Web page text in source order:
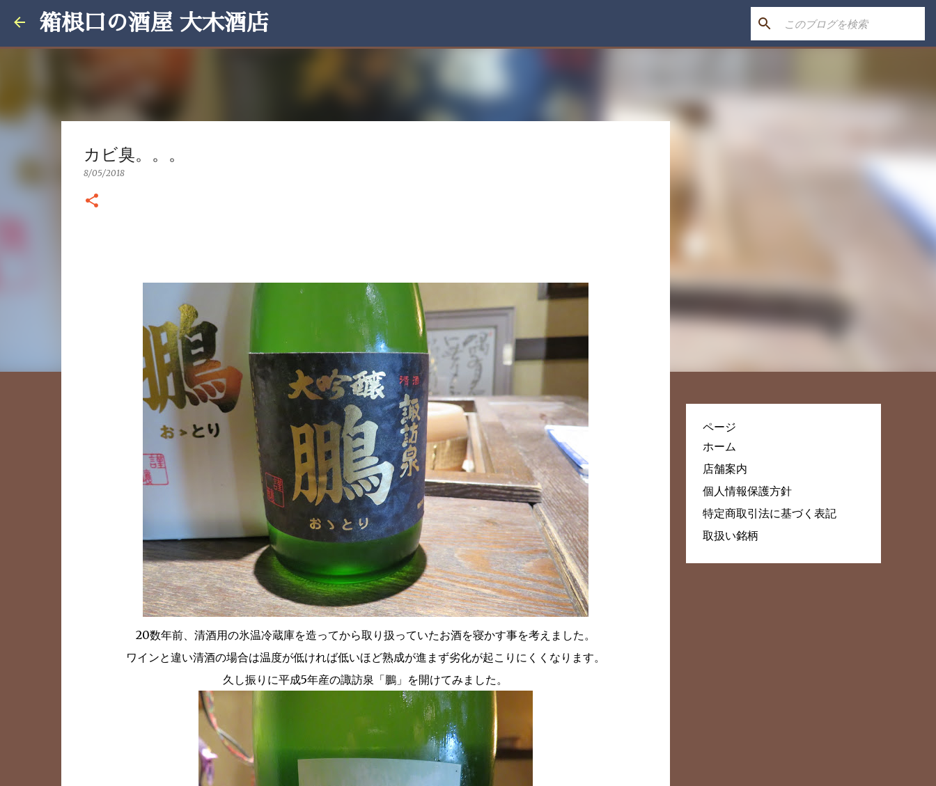
箱根口の酒屋 大木酒店
カビ臭。。。
8/05/2018
20数年前、清酒用の氷温冷蔵庫を造ってから取り扱っていたお酒を寝かす事を考えました。
ワインと違い清酒の場合は温度が低ければ低いほど熟成が進まず劣化が起こりにくくなります。
久し振りに平成5年産の諏訪泉「鵬」を開けてみました。
ページ
ホーム
店舗案内
個人情報保護方針
特定商取引法に基づく表記
取扱い銘柄